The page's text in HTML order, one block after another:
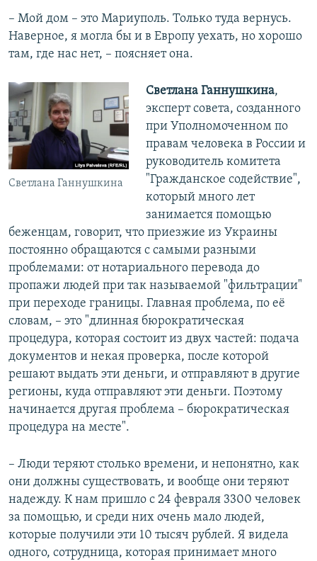
– Мой дом – это Мариуполь. Только туда вернусь.
Наверное, я могла бы и в Европу уехать, но хорошо
там, где нас нет, – поясняет она.
Светлана Ганнушкина
Светлана Ганнушкина,
эксперт совета, созданного
при Уполномоченном по
правам человека в России и
руководитель комитета
"Гражданское содействие",
который много лет
занимается помощью
беженцам, говорит, что приезжие из Украины
постоянно обращаются с самыми разными
проблемами: от нотариального перевода до
пропажи людей при так называемой "фильтрации"
при переходе границы. Главная проблема, по её
словам, – это "длинная бюрократическая
процедура, которая состоит из двух частей: подача
документов и некая проверка, после которой
решают выдать эти деньги, и отправляют в другие
регионы, куда отправляют эти деньги. Поэтому
начинается другая проблема – бюрократическая
процедура на месте".
– Люди теряют столько времени, и непонятно, как
они должны существовать, и вообще они теряют
надежду. К нам пришло с 24 февраля 3300 человек
за помощью, и среди них очень мало людей,
которые получили эти 10 тысяч рублей. Я видела
одного, сотрудница, которая принимает много